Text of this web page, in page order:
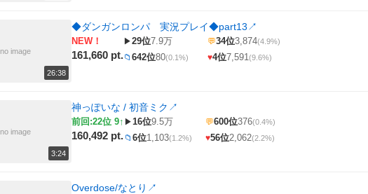
no image
26:38
◆ダンガンロンパ 実況プレイ◆part13↗
NEW！
161,660 pt.
▶29位7.9万 💬34位3,874(4.9%)
📁 642位80(0.1%) ♥4位7,591(9.6%)
no image
3:24
神っぽいな / 初音ミク ↗
前回:22位 9↑
160,492 pt.
▶16位9.5万 💬600位376(0.4%)
📁 6位1,103(1.2%) ♥56位2,062(2.2%)
Overdose/なとり ↗